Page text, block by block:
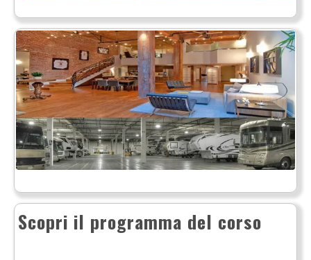
Scopri il programma del corso